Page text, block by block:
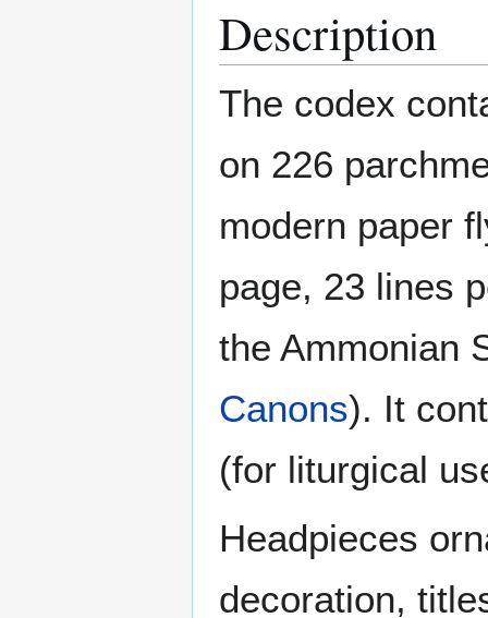
Description
The codex
on 226
modern paper
page, 23 lines
the Ammonian
Canons). It
(for liturgical
Headpieces
decoration,